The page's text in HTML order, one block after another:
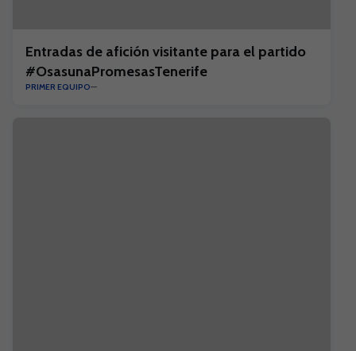
Entradas de afición visitante para el partido
#OsasunaPromesasTenerife
PRIMER EQUIPO